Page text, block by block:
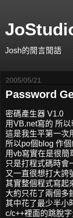
Josh的閒言閒語
2005/05/21
Password
密碼產生器 V1.0
用VB.net寫的 所
這是我生平第一次
所以po個blog 作個
用vb寫實在是很簡
只是打程式碼時會
又一直很想打大誇
其實整個程式寫起
大約只花了兩個多
其中花了最少半小
c/c++裡面的跳脫